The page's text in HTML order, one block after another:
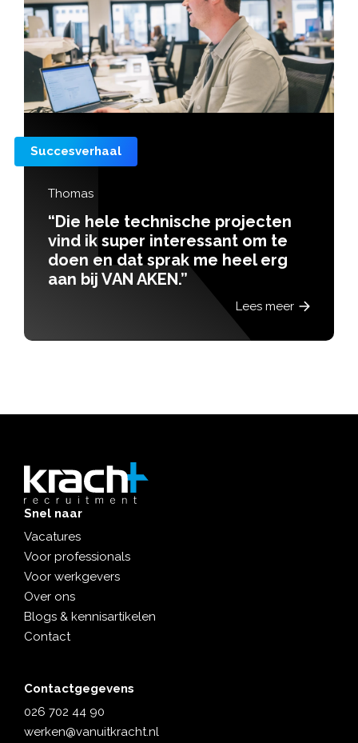
Succesverhaal
“Twan vond via Kracht zijn plek in
een brede rol vol ontwikkeling en
Snel naar
Vacatures
Voor professionals
Voor werkgevers
Over ons
Blogs & kennisartikelen
Contact
Contactgegevens
026 702 44 90
werken@vanuitkracht.nl